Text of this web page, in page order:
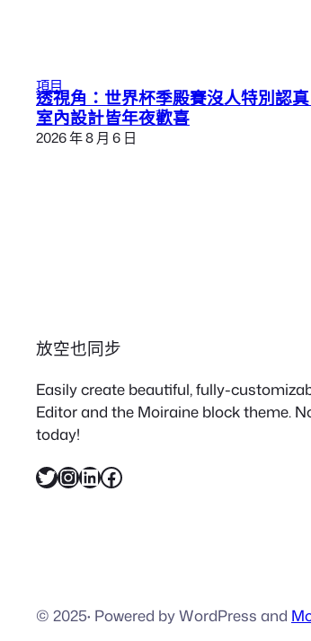
項目
透視角：世界杯季殿賽沒人特別認
室內設計皆年夜歡喜
2026 年 8 月 6 日
放空也同步
Easily create beautiful, fully-
Editor and the Moiraine block theme.
today!
X InstagramLinkedIn Facebook
© 2025· Powered by WordPress and